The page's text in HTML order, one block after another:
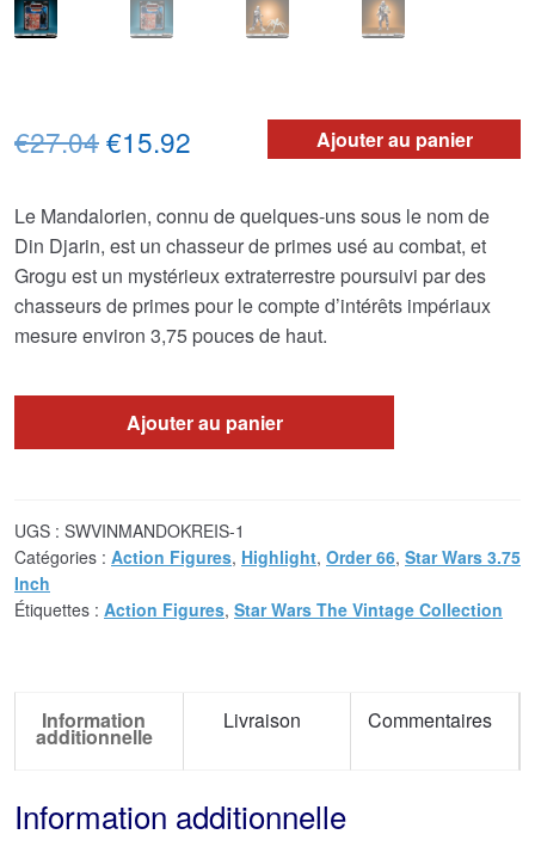
Ajouter au panier
€27.04Le
initial
était :
€27.04.
€15.92
actuel
est :
€15.92.
Le Mandalorien, connu de quelques-uns sous le nom de
Din Djarin, est un chasseur de primes usé au combat, et
Grogu est un mystérieux extraterrestre poursuivi par des
chasseurs de primes pour le compte d’intérêts impériaux
mesure environ 3,75 pouces de haut.
Ajouter au panier
UGS : SWVINMANDOKREIS-1
Catégories : Action Figures, Highlight, Order 66, Star Wars 3.75
Inch
Étiquettes : Action Figures, Star Wars The Vintage Collection
Information
additionnelle
Livraison Commentaires
Information additionnelle